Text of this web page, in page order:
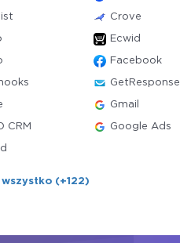
Crove
Ecwid
Facebook
GetResponse
Gmail
CRM Google Ads
wszystko (+122)